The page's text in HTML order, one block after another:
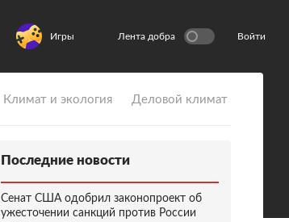
Игры Лента добра Войти
Климат и экология Деловой климат
Последние новости
Сенат США одобрил законопроект об
ужесточении санкций против России